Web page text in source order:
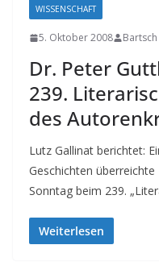
WISSENSCHAFT
5. Oktober 2008 Bartsch
Dr. Peter
239.
des
Lutz Gallinat berichtet:
Geschichten
Sonntag beim 239.
Weiterlesen